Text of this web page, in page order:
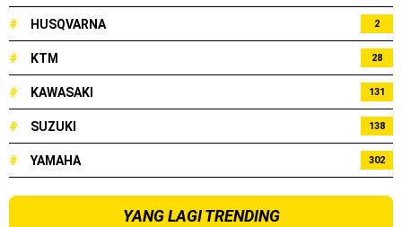
# HUSQVARNA 2
# KTM 28
# KAWASAKI 131
# SUZUKI 138
# YAMAHA 302
YANG LAGI TRENDING